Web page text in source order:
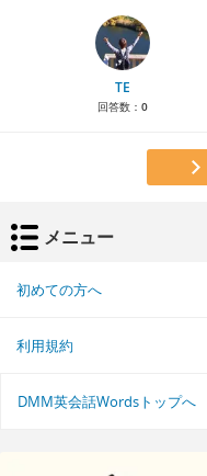
TE
回答数： 0
メニュー
初めての方へ
利用規約
DMM英会話Wordsトップへ